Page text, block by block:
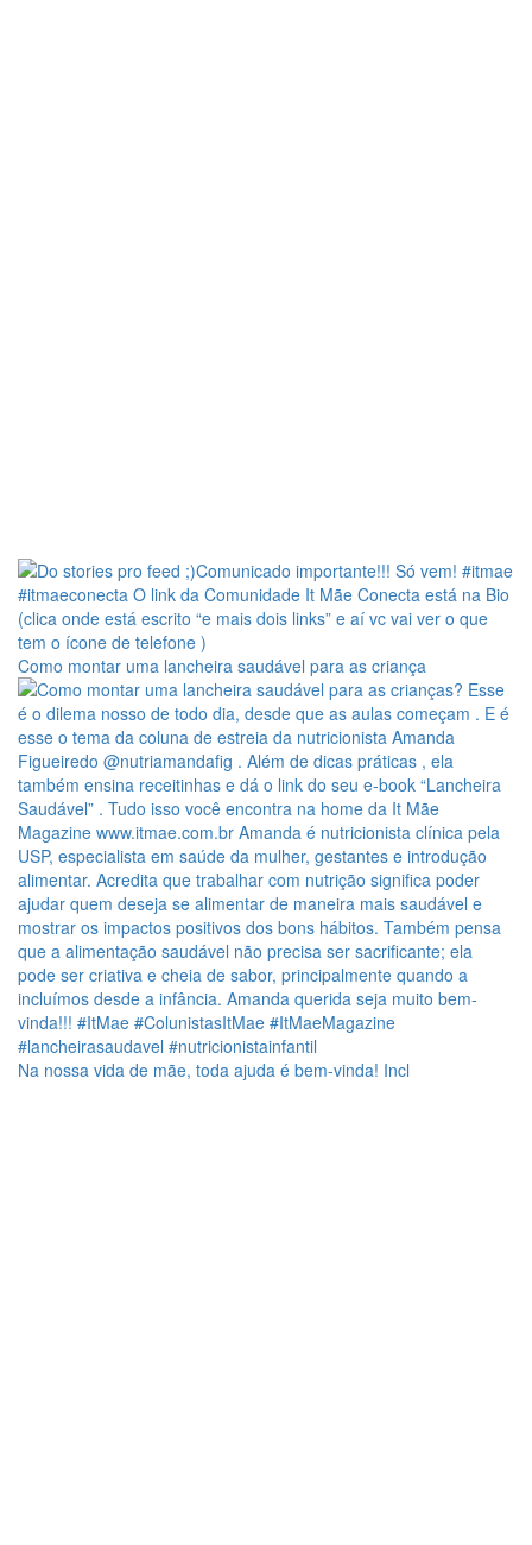
Como montar uma lancheira saudável para as criança
Na nossa vida de mãe, toda ajuda é bem-vinda! Incl